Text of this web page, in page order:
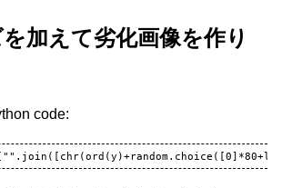
加えて劣化画像を作り
code:
"" . join ([ chr(ord (y )+random. choice ([0] *80+